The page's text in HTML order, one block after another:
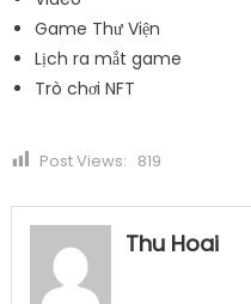
Game Thư Viện
Lịch ra mắt game
Trò chơi NFT
Post Views: 819
Thu Hoai